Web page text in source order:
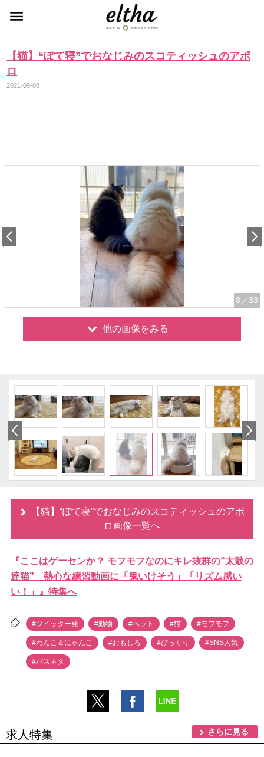
【猫】“ぽて寝”でおなじみのスコティッシュのアポ
ロ
2021-09-08
8 ／33
他の画像をみる
【猫】“ぽて寝”でおなじみのスコティッシュのアポ
ロ画像一覧へ
『ここはゲーセンか？ モフモフなのにキレ抜群の“太鼓の
達猫” 熱心な練習動画に「鬼いけそう」「リズム感い
い！」』特集へ
#ツイッター発 #動物 #ペット #猫 #モフモフ
#わんこ＆にゃんこ #おもしろ #びっくり #SNS人気
#バズネタ
求人特集 さらに見る